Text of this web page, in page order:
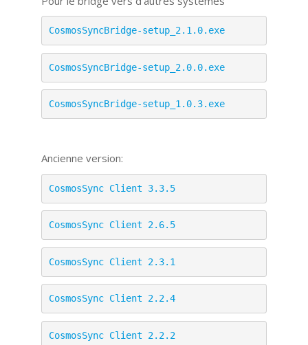
CosmosSyncBridge-setup_2.1.0.exe
CosmosSyncBridge-setup_2.0.0.exe
CosmosSyncBridge-setup_1.0.3.exe
Ancienne version:
CosmosSync Client 3.3.5
CosmosSync Client 2.6.5
CosmosSync Client 2.3.1
CosmosSync Client 2.2.4
CosmosSync Client 2.2.2